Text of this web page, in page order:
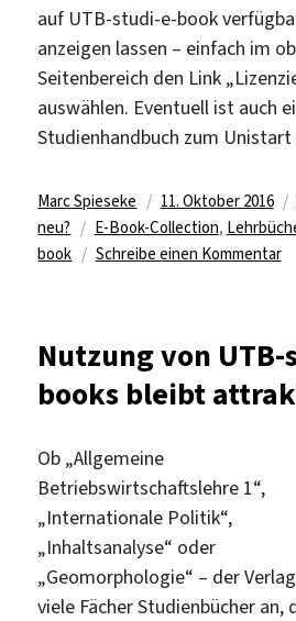
auf UTB-studi-e-book
anzeigen lassen – einfach im
Seitenbereich den Link
auswählen. Eventuell ist auch
Studienhandbuch zum Unistart
Autor
Marc Spieseke
Veröffentlicht
am
11. Oktober 2016
neu?
Schlagwörter
E-Book-Collection,
book
Schreibe einen Kommentarzu
e-
Nutzung von
books bleibt
Ob „Allgemeine
Betriebswirtschaftslehre 1“,
„Internationale Politik“,
„Inhaltsanalyse“ oder
„Geomorphologie“ – der
viele Fächer Studienbücher an,